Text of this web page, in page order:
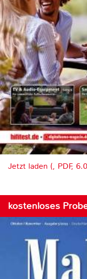
Jetzt laden (, PDF,
kostenloses